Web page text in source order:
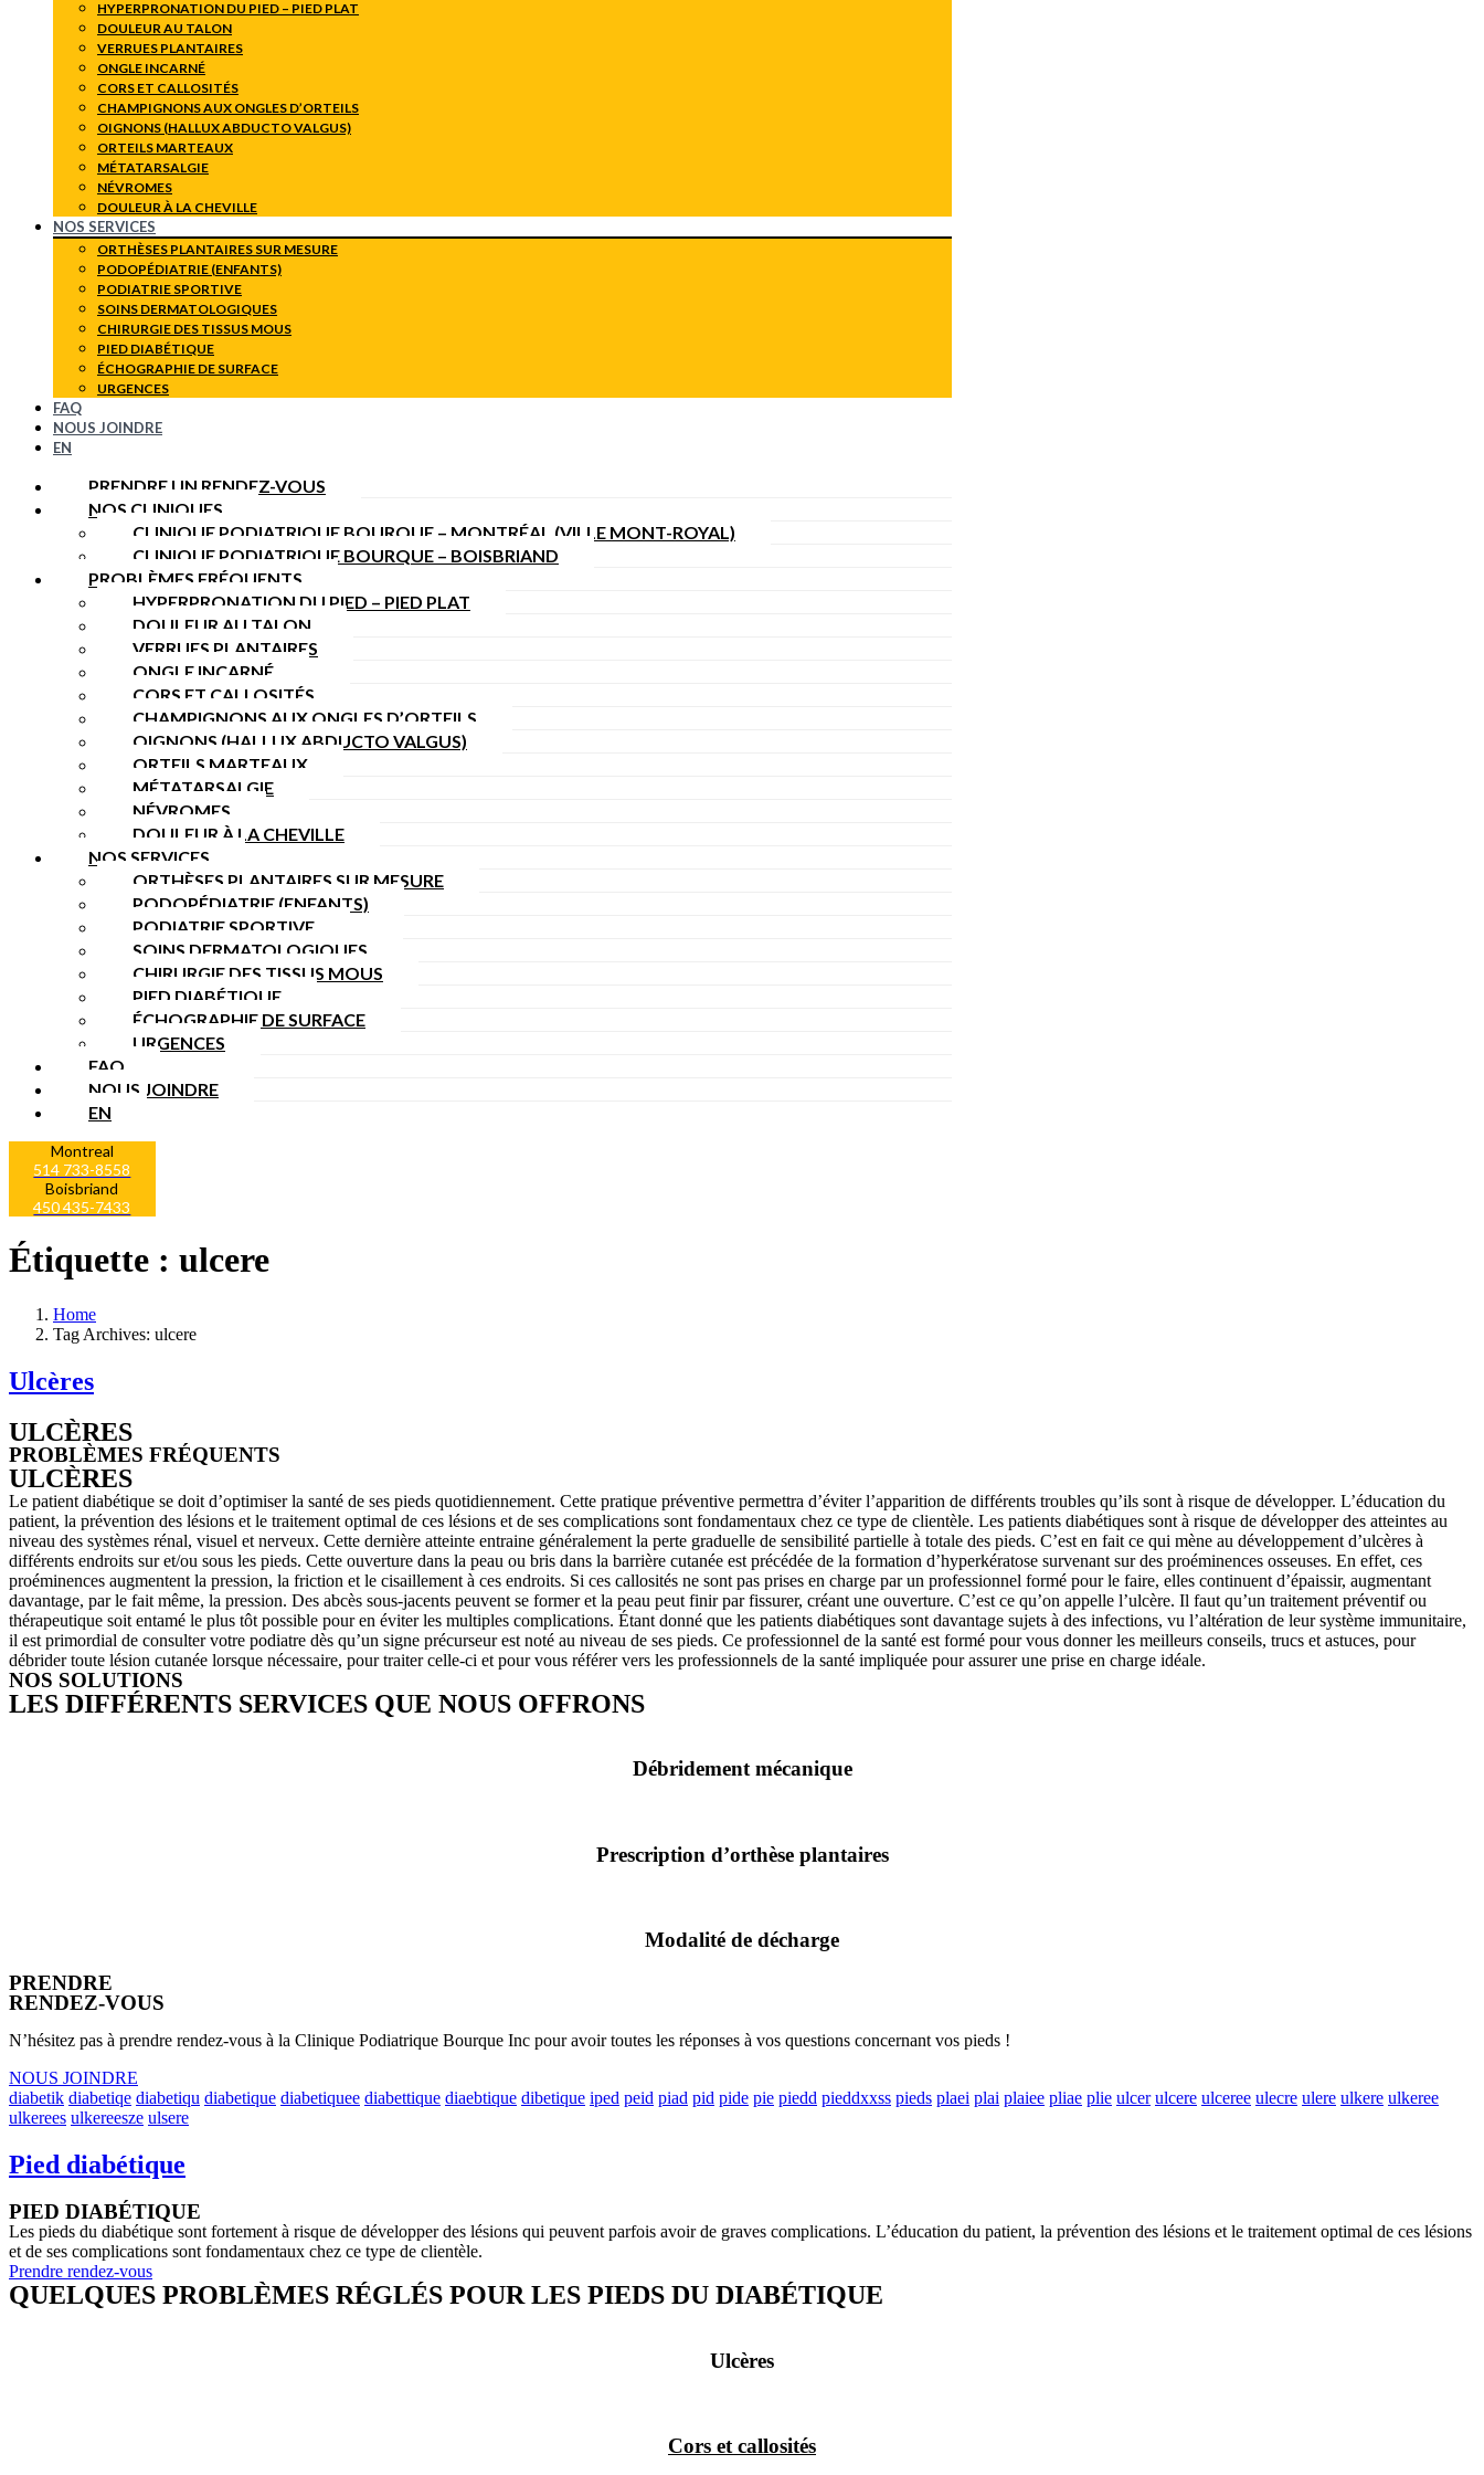
HYPERPRONATION DU PIED – PIED PLAT
DOULEUR AU TALON
VERRUES PLANTAIRES
ONGLE INCARNÉ
CORS ET CALLOSITÉS
CHAMPIGNONS AUX ONGLES D’ORTEILS
OIGNONS (HALLUX ABDUCTO VALGUS)
ORTEILS MARTEAUX
MÉTATARSALGIE
NÉVROMES
DOULEUR À LA CHEVILLE
NOS SERVICES
ORTHÈSES PLANTAIRES SUR MESURE
PODOPÉDIATRIE (ENFANTS)
PODIATRIE SPORTIVE
SOINS DERMATOLOGIQUES
CHIRURGIE DES TISSUS MOUS
PIED DIABÉTIQUE
ÉCHOGRAPHIE DE SURFACE
URGENCES
FAQ
NOUS JOINDRE
EN
PRENDRE UN RENDEZ-VOUS
NOS CLINIQUES
CLINIQUE PODIATRIQUE BOURQUE – MONTRÉAL (VILLE MONT-ROYAL)
CLINIQUE PODIATRIQUE BOURQUE – BOISBRIAND
PROBLÈMES FRÉQUENTS
HYPERPRONATION DU PIED – PIED PLAT
DOULEUR AU TALON
VERRUES PLANTAIRES
ONGLE INCARNÉ
CORS ET CALLOSITÉS
CHAMPIGNONS AUX ONGLES D’ORTEILS
OIGNONS (HALLUX ABDUCTO VALGUS)
ORTEILS MARTEAUX
MÉTATARSALGIE
NÉVROMES
DOULEUR À LA CHEVILLE
NOS SERVICES
ORTHÈSES PLANTAIRES SUR MESURE
PODOPÉDIATRIE (ENFANTS)
PODIATRIE SPORTIVE
SOINS DERMATOLOGIQUES
CHIRURGIE DES TISSUS MOUS
PIED DIABÉTIQUE
ÉCHOGRAPHIE DE SURFACE
URGENCES
FAQ
NOUS JOINDRE
EN
Montreal
514 733-8558
Boisbriand
450 435-7433
Étiquette : ulcere
Home
Tag Archives: ulcere
Ulcères
ULCÈRES
PROBLÈMES FRÉQUENTS
ULCÈRES
Le patient diabétique se doit d’optimiser la santé de ses pieds quotidiennement. Cette pratique préventive permettra d’éviter l’apparition de différents troubles qu’ils sont à risque de développer. L’éducation du
patient, la prévention des lésions et le traitement optimal de ces lésions et de ses complications sont fondamentaux chez ce type de clientèle. Les patients diabétiques sont à risque de développer des atteintes au
niveau des systèmes rénal, visuel et nerveux. Cette dernière atteinte entraine généralement la perte graduelle de sensibilité partielle à totale des pieds. C’est en fait ce qui mène au développement d’ulcères à
différents endroits sur et/ou sous les pieds. Cette ouverture dans la peau ou bris dans la barrière cutanée est précédée de la formation d’hyperkératose survenant sur des proéminences osseuses. En effet, ces
proéminences augmentent la pression, la friction et le cisaillement à ces endroits. Si ces callosités ne sont pas prises en charge par un professionnel formé pour le faire, elles continuent d’épaissir, augmentant
davantage, par le fait même, la pression. Des abcès sous-jacents peuvent se former et la peau peut finir par fissurer, créant une ouverture. C’est ce qu’on appelle l’ulcère. Il faut qu’un traitement préventif ou
thérapeutique soit entamé le plus tôt possible pour en éviter les multiples complications. Étant donné que les patients diabétiques sont davantage sujets à des infections, vu l’altération de leur système immunitaire,
il est primordial de consulter votre podiatre dès qu’un signe précurseur est noté au niveau de ses pieds. Ce professionnel de la santé est formé pour vous donner les meilleurs conseils, trucs et astuces, pour
débrider toute lésion cutanée lorsque nécessaire, pour traiter celle-ci et pour vous référer vers les professionnels de la santé impliquée pour assurer une prise en charge idéale.
NOS SOLUTIONS
LES DIFFÉRENTS SERVICES QUE NOUS OFFRONS
Débridement mécanique
Prescription d’orthèse plantaires
Modalité de décharge
PRENDRE
RENDEZ-VOUS
N’hésitez pas à prendre rendez-vous à la Clinique Podiatrique Bourque Inc pour avoir toutes les réponses à vos questions concernant vos pieds !
NOUS JOINDRE
diabetik diabetiqe diabetiqu diabetique diabetiquee diabettique diaebtique dibetique iped peid piad pid pide pie piedd pieddxxss pieds plaei plai plaiee pliae plie ulcer ulcere ulceree ulecre ulere ulkere ulkeree
ulkerees ulkereesze ulsere
Pied diabétique
PIED DIABÉTIQUE
Les pieds du diabétique sont fortement à risque de développer des lésions qui peuvent parfois avoir de graves complications. L’éducation du patient, la prévention des lésions et le traitement optimal de ces lésions
et de ses complications sont fondamentaux chez ce type de clientèle.
Prendre rendez-vous
QUELQUES PROBLÈMES RÉGLÉS POUR LES PIEDS DU DIABÉTIQUE
Ulcères
Cors et callosités